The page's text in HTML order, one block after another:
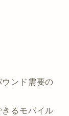
ウンド需要の
るモバイル